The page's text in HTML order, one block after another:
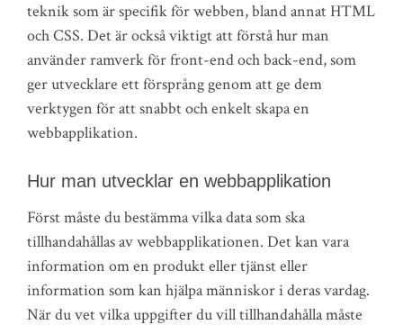
teknik som är specifik för webben, bland annat HTML
och CSS. Det är också viktigt att förstå hur man
använder ramverk för front-end och back-end, som
ger utvecklare ett försprång genom att ge dem
verktygen för att snabbt och enkelt skapa en
webbapplikation.
Hur man utvecklar en webbapplikation
Först måste du bestämma vilka data som ska
tillhandahållas av webbapplikationen. Det kan vara
information om en produkt eller tjänst eller
information som kan hjälpa människor i deras vardag.
När du vet vilka uppgifter du vill tillhandahålla måste